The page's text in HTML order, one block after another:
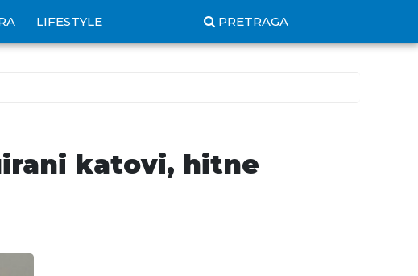
LIFESTYLE PRETRAGA
katovi, hitne